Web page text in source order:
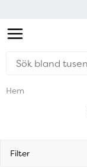
Hem
Filter